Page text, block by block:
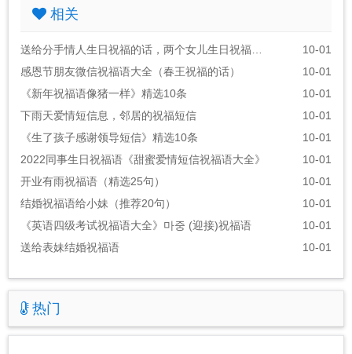
相关
10-01
感恩节朋友微信祝福语大全（春王祝福的话）
10-01
《新年祝福语像猪一样》精选10条
10-01
下雨天爱情短信息，邻居的祝福短信
10-01
《生了孩子感谢领导短信》精选10条
10-01
2022同事生日祝福语《甜蜜爱情短信祝福语大全》
10-01
开业有雨祝福语（精选25句）
10-01
结婚祝福语给小妹（推荐20句）
10-01
《英语四级考试祝福语大全》마중 (迎接)祝福语
10-01
送给表妹结婚祝福语
10-01
热门